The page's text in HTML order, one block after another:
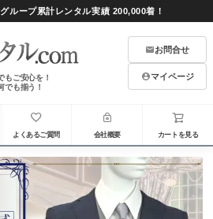
ループ累計レンタル実績 200,000着！
もご安心を！
でも揃う！
お問合せ
マイページ
よくあるご質問 会社概要 カートを見る